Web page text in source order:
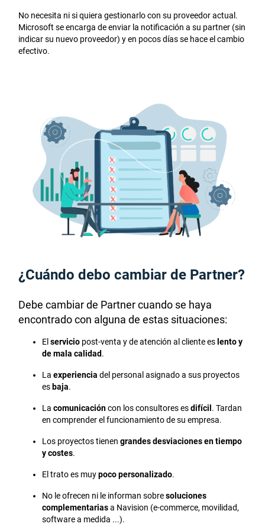
No necesita ni si quiera gestionarlo con su proveedor actual.
Microsoft se encarga de enviar la notificación a su partner (sin
indicar su nuevo proveedor) y en pocos días se hace el cambio
efectivo.
¿Cuándo debo cambiar de Partner?
Debe cambiar de Partner cuando se haya
encontrado con alguna de estas situaciones:
Elservicio post-venta y de atención al cliente es lento y
de mala calidad.
Laexperiencia del personal asignado a sus proyectos
es baja.
Lacomunicacióncon los consultores esdifícil . Tardan
en comprender el funcionamiento de su empresa.
Los proyectos tienengrandes desviaciones en tiempo
y costes.
El trato es muypoco personalizado.
No le ofrecen ni le informan sobresoluciones
complementariasa Navision (e-commerce, movilidad,
software a medida ...).